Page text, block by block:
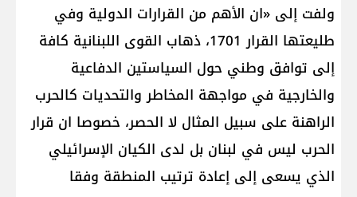
ولفت إلى «ان الأهم من القرارات الدولية وفي
طليعتها القرار 1701، ذهاب القوى اللبنانية كافة
إلى توافق وطني حول السياستين الدفاعية
والخارجية في مواجهة المخاطر والتحديات كالحرب
الراهنة على سبيل المثال لا الحصر، خصوصا ان قرار
الحرب ليس في لبنان بل لدى الكيان الإسرائيلي
الذي يسعى إلى إعادة ترتيب المنطقة وفقا